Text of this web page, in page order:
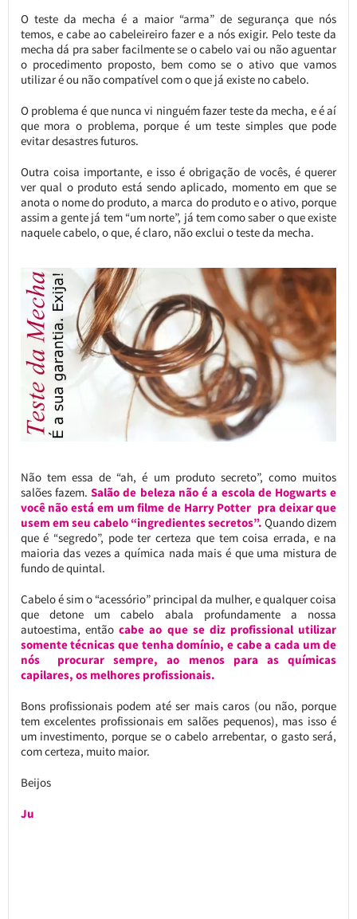
O teste da mecha é a maior “arma” de segurança que nós
temos, e cabe ao cabeleireiro fazer e a nós exigir. Pelo teste da
mecha dá pra saber facilmente se o cabelo vai ou não aguentar
o procedimento proposto, bem como se o ativo que vamos
utilizar é ou não compatível com o que já existe no cabelo.
O problema é que nunca vi ninguém fazer teste da mecha, e é aí
que mora o problema, porque é um teste simples que pode
evitar desastres futuros.
Outra coisa importante, e isso é obrigação de vocês, é querer
ver qual o produto está sendo aplicado, momento em que se
anota o nome do produto, a marca do produto e o ativo, porque
assim a gente já tem “um norte”, já tem como saber o que existe
naquele cabelo, o que, é claro, não exclui o teste da mecha.
Não tem essa de “ah, é um produto secreto”, como muitos
salões fazem.Salão de beleza não é a escola de Hogwarts e
você não está em um filme de Harry Potter pra deixar que
usem em seu cabelo “ingredientes secretos”. Quando dizem
que é “segredo”, pode ter certeza que tem coisa errada, e na
maioria das vezes a química nada mais é que uma mistura de
fundo de quintal.
Cabelo é sim o “acessório” principal da mulher, e qualquer coisa
que detone um cabelo abala profundamente a nossa
autoestima, entãocabe ao que se diz profissional utilizar
somente técnicas que tenha domínio, e cabe a cada um de
nós procurar sempre, ao menos para as químicas
capilares, os melhores profissionais.
Bons profissionais podem até ser mais caros (ou não, porque
tem excelentes profissionais em salões pequenos), mas isso é
um investimento, porque se o cabelo arrebentar, o gasto será,
com certeza, muito maior.
Beijos
Ju